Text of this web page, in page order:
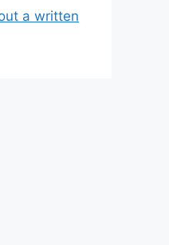
a written